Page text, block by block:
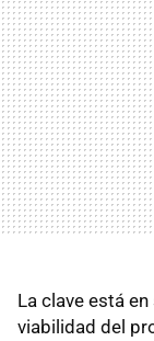
La clave está
viabilidad del